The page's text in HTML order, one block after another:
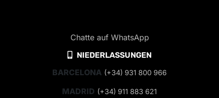
Chatte auf WhatsApp
NIEDERLASSUNGEN
BARCELONA (+34) 931 800 966
MADRID (+34) 911 883 621